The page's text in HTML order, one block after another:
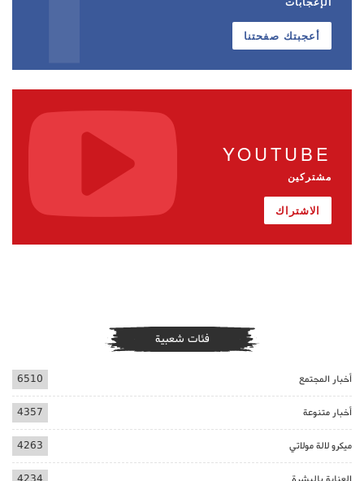
أعجبتك صفحتنا
YOUTUBE
مشتركين
الاشتراك
فئات شعبية
أخبار المجتمع 6510
أخبار متنوعة 4357
ميكرو لالة مولاتي 4263